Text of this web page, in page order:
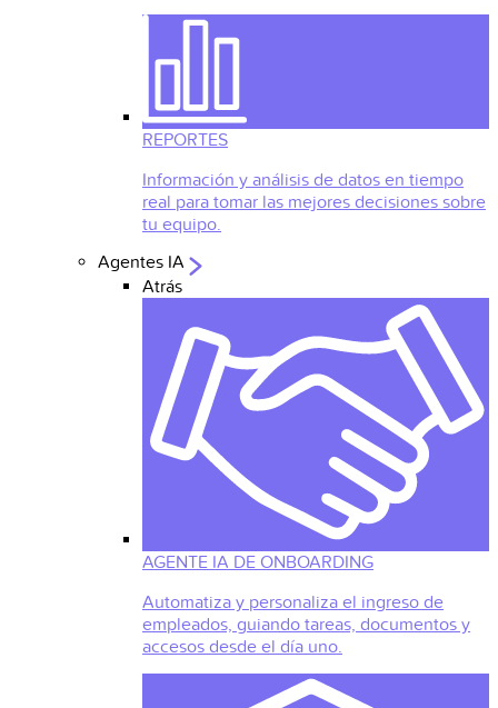
REPORTES
Información y análisis de datos en tiempo
real para tomar las mejores decisiones sobre
tu equipo.
Agentes IA
Atrás
AGENTE IA DE ONBOARDING
Automatiza y personaliza el ingreso de
empleados, guiando tareas, documentos y
accesos desde el día uno.